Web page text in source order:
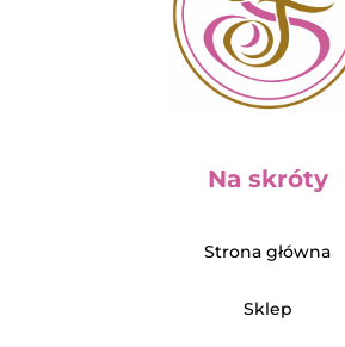
Na skróty
Strona główna
Sklep